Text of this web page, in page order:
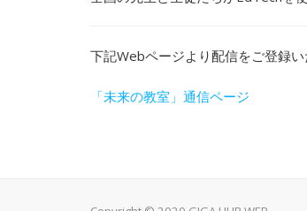
下記Webページより配信をご登録
「未来の教室」通信ページ